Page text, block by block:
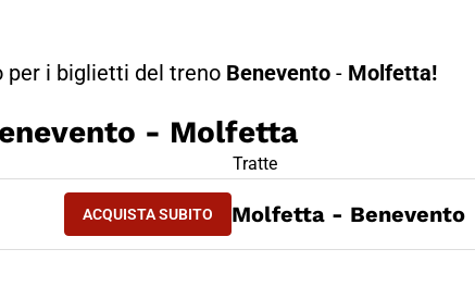
i biglietti del treno Benevento - Molfetta!
- Molfetta
TRENO Benevento - Molfetta
ACQUISTA SUBITO
ACQUISTA SUBITOBENEVENTO - MOLFETTA
Tratte
Molfetta - Benevento